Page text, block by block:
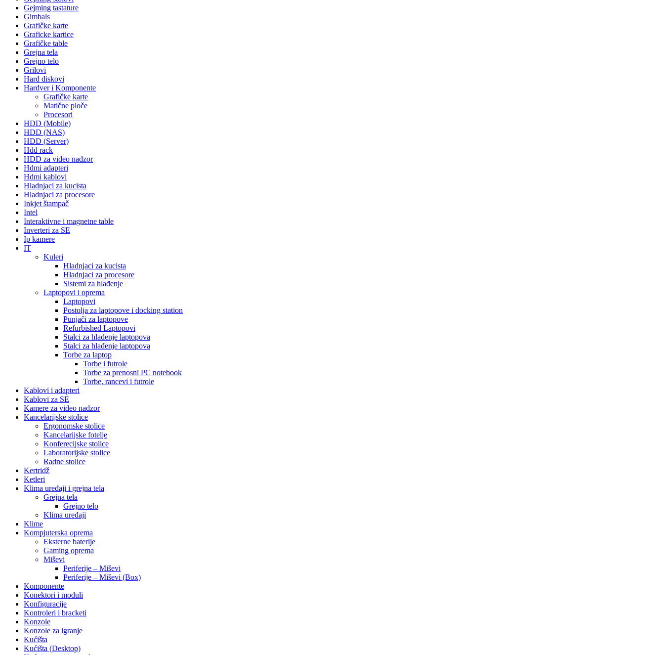
Gejming tastature
Gimbals
Grafičke karte
Graficke kartice
Grafičke table
Grejna tela
Grejno telo
Grilovi
Hard diskovi
Hardver i Komponente
Grafičke karte
Matične ploče
Procesori
HDD (Mobile)
HDD (NAS)
HDD (Server)
Hdd rack
HDD za video nadzor
Hdmi adapteri
Hdmi kablovi
Hladnjaci za kucista
Hladnjaci za procesore
Inkjet štampač
Intel
Interaktivne i magnetne table
Inverteri za SE
Ip kamere
IT
Kuleri
Hladnjaci za kucista
Hladnjaci za procesore
Sistemi za hlađenje
Laptopovi i oprema
Laptopovi
Postolja za laptopove i docking station
Punjači za laptopove
Refurbished Laptopovi
Stalci za hlađenje laptopova
Stalci za hlađenje laptopova
Torbe za laptop
Torbe i futrole
Torbe za prenosni PC notebook
Torbe, rancevi i futrole
Kablovi i adapteri
Kablovi za SE
Kamere za video nadzor
Kancelarijske stolice
Ergonomske stolice
Kancelarijske fotelje
Konferecijske stolice
Laboratorijske stolice
Radne stolice
Kertridž
Ketleri
Klima uređaji i grejna tela
Grejna tela
Grejno telo
Klima uređaji
Klime
Kompjuterska oprema
Eksterne baterije
Gaming oprema
Miševi
Periferije – Miševi
Periferije – Miševi (Box)
Komponente
Konektori i moduli
Konfiguracije
Kontroleri i bracketi
Konzole
Konzole za igranje
Kućišta
Kućišta (Desktop)